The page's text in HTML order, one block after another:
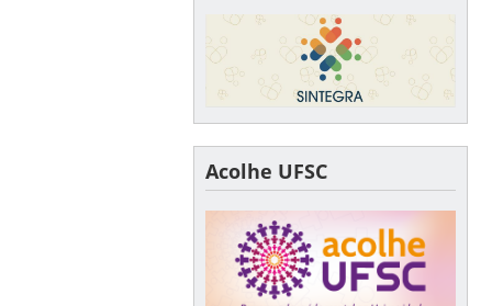
Acolhe UFSC